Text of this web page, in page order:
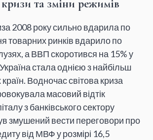
та зміни режимів
2008 року сильно вдарила по
товарних ринків вдарило по
а ВВП скоротився на 15% у
стала однією з найбільш
Водночас світова криза
масовий відтік
з банківського сектору
змушений вести переговори про
від МВФ у розмірі 16,5